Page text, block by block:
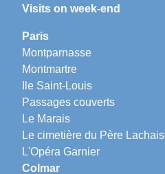
Visits on week-end
Paris
Montparnasse
Montmartre
Ile Saint-Louis
Passages couverts
Le Marais
Le cimetière du Père
L'Opéra Garnier
Colmar